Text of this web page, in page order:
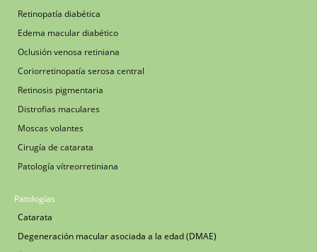
Retinopatía diabética
Edema macular diabético
Oclusión venosa retiniana
Coriorretinopatía serosa central
Retinosis pigmentaria
Distrofias maculares
Moscas volantes
Cirugía de catarata
Patología vítreorretiniana
Patologías
Catarata
Degeneración macular asociada a la edad (DMAE)